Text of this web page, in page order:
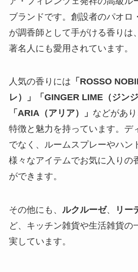
ブランドです。創設者のパオロ
が調香師として手がける香りは
著名人にも愛用されています。
人気の香りには 「ROSSO
レ）」「GINGER LIME（ジン
「ARIA（アリア）」 などがあ
特徴と魅力を持っています。デ
でなく、ルームスプレーやハン
様々なアイテムでお気に入りの
ができます。
その他にも、 ルクルーゼ、 リー
ど、キッチン雑貨や生活雑貨の
実しています。